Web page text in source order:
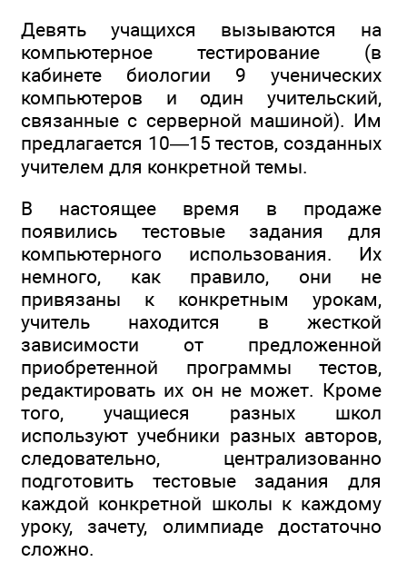
Девять учащихся вызываются на
компьютерное тестирование (в
кабинете биологии 9 ученических
компьютеров и один учительский,
связанные с серверной машиной). Им
предлагается 10—15 тестов, созданных
учителем для конкретной темы.
В настоящее время в продаже
появились тестовые задания для
компьютерного использования. Их
немного, как правило, они не
привязаны к конкретным урокам,
учитель находится в жесткой
зависимости от предложенной
приобретенной программы тестов,
редактировать их он не может. Кроме
того, учащиеся разных школ
используют учебники разных авторов,
следовательно, централизованно
подготовить тестовые задания для
каждой конкретной школы к каждому
уроку, зачету, олимпиаде достаточно
сложно.